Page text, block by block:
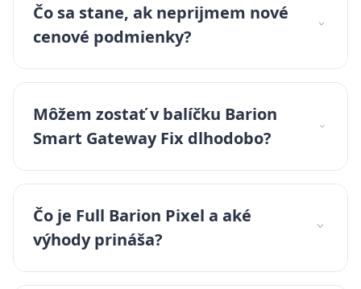
Čo sa stane, ak neprijmem nové
cenové podmienky?
Môžem zostať v balíčku Barion
Smart Gateway Fix dlhodobo?
Čo je Full Barion Pixel a aké
výhody prináša?